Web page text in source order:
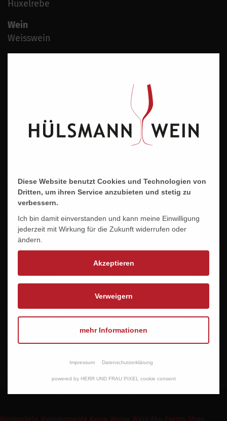
Huxelrebe
Wein
Weisswein
Region
Rheinhessen
2022
Alkoholgehalt
Allergene
Enthält Sulfite
BIO DE-ÖKO-039
Weinpakete Weinmomente Keine Weine Wein Abo Events Shop
Diese Website benutzt Cookies und Technologien von
Dritten, um ihren Service anzubieten und stetig zu
verbessern.
Ich bin damit einverstanden und kann meine Einwilligung
jederzeit mit Wirkung für die Zukunft widerrufen oder
ändern.
Akzeptieren
Verweigern
mehr Informationen
Impressum Datenschutzerklärung
powered by HERR UND FRAU PIXEL cookie consent